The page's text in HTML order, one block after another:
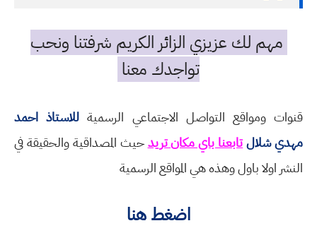
مهم لك عزيزي الزائر الكريم شرفتنا ونحب
تواجدك معنا
قنوات ومواقع التواصل الاجتماعي الرسمية للاستاذ احمد
مهدي شلالتابعنا باي مكان تريدحيث المصداقية والحقيقة في
النشر اولا باول وهذه هي المواقع الرسمية
اضغط هنا